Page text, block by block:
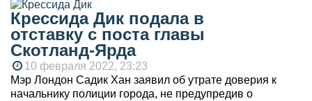
Крессида Дик подала в
отставку с поста главы
Скотланд-Ярда
10 февраля 2022, 23:23
Мэр Лондон Садик Хан заявил об утрате доверия к
начальнику полиции города, не предупредив о